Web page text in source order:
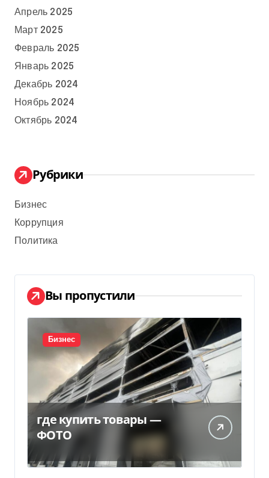
Апрель 2025
Март 2025
Февраль 2025
Январь 2025
Декабрь 2024
Ноябрь 2024
Октябрь 2024
Рубрики
Бизнес
Коррупция
Политика
Вы пропустили
Бизнес
где купить товары —
ФОТО